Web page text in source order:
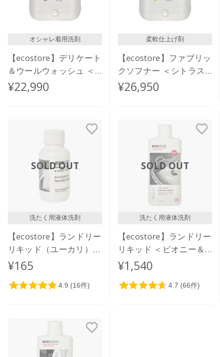
オシャレ着用洗剤
【ecostore】デリケート
＆ウールウォッシュ ＜
おしゃれ着用＞ バルク
¥22,990
柔軟仕上げ剤
【ecostore】ファブリッ
クソフナー ＜シトラス
＞バルク 20L
¥26,950
SOLD OUT
洗たく用液体洗剤
【ecostore】ランドリー
リキッド（ユーカリ）ミ
ニ 35mL
¥165
SOLD OUT
洗たく用液体洗剤
【ecostore】ランドリー
リキッド ＜ピオニー＆
ローズ＞ 1L
¥1,540